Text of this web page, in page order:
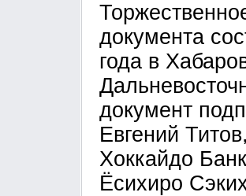
документа
года в
документ
Евгений
Хоккайдо
Ёсихиро